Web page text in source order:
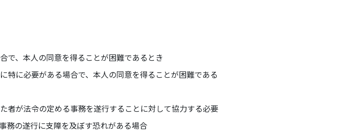
で、本人の同意を得ることが困難であるとき
特に必要がある場合で、本人の同意を得ることが困難である
者が法令の定める事務を遂行することに対して協力する必要
務の遂行に支障を及ぼす恐れがある場合